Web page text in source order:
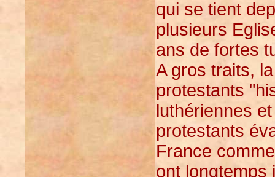
qui se tient
plusieurs
ans de fortes
A gros traits,
protestants
luthériennes
protestants
France
ont longtemps